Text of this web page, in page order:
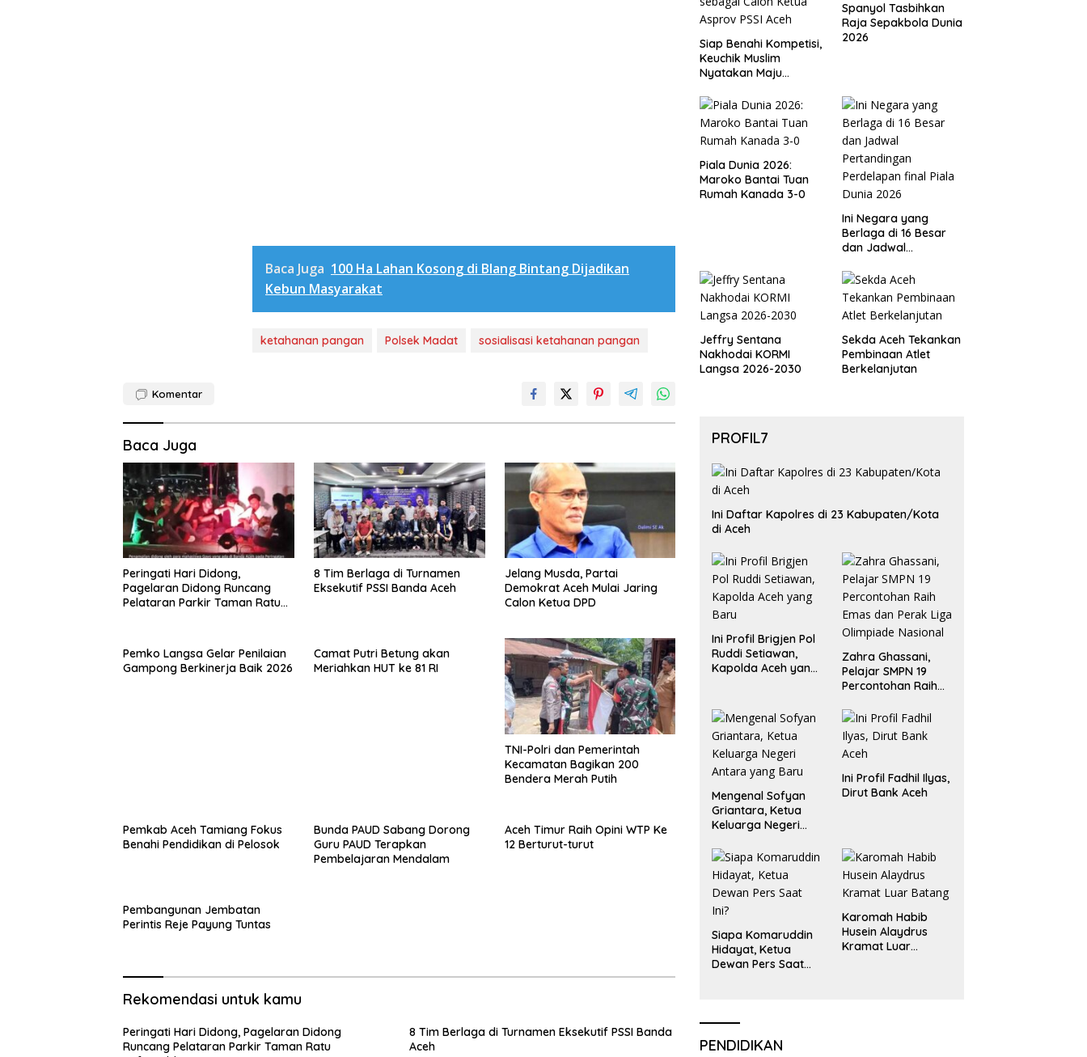
Baca Juga 100 Ha Lahan Kosong di Blang Bintang Dijadikan
Kebun Masyarakat
ketahanan pangan Polsek Madat sosialisasi ketahanan pangan
Komentar
Baca Juga
Peringati Hari Didong,
Pagelaran Didong Runcang
Pelataran Parkir Taman Ratu
8 Tim Berlaga di Turnamen
Eksekutif PSSI Banda Aceh
Jelang Musda, Partai
Demokrat Aceh Mulai Jaring
Calon Ketua DPD
Pemko Langsa Gelar Penilaian
Gampong Berkinerja Baik 2026
Camat Putri Betung akan
Meriahkan HUT ke 81 RI
TNI-Polri dan Pemerintah
Kecamatan Bagikan 200
Bendera Merah Putih
Pemkab Aceh Tamiang Fokus
Benahi Pendidikan di Pelosok
Bunda PAUD Sabang Dorong
Guru PAUD Terapkan
Pembelajaran Mendalam
Aceh Timur Raih Opini WTP Ke
12 Berturut-turut
Pembangunan Jembatan
Perintis Reje Payung Tuntas
Rekomendasi untuk kamu
Peringati Hari Didong, Pagelaran Didong
Runcang Pelataran Parkir Taman Ratu
8 Tim Berlaga di Turnamen Eksekutif PSSI Banda
Aceh
Siap Benahi Kompetisi,
Keuchik Muslim
Nyatakan Maju
Asprov PSSI Aceh
Spanyol Tasbihkan
Raja Sepakbola Dunia
2026
Piala Dunia 2026:
Maroko Bantai Tuan
Rumah Kanada 3-0
Ini Negara yang
Berlaga di 16 Besar
dan Jadwal
Perdelapan final Piala
Dunia 2026
Jeffry Sentana
Nakhodai KORMI
Langsa 2026-2030
Sekda Aceh Tekankan
Pembinaan Atlet
Berkelanjutan
PROFIL7
Ini Daftar Kapolres di 23 Kabupaten/Kota
di Aceh
Ini Profil Brigjen Pol
Ruddi Setiawan,
Kapolda Aceh yang
Zahra Ghassani,
Pelajar SMPN 19
Percontohan Raih
Liga Olimpiade
Nasional
Mengenal Sofyan
Griantara, Ketua
Keluarga Negeri
Ini Profil Fadhil Ilyas,
Dirut Bank Aceh
Siapa Komaruddin
Hidayat, Ketua
Dewan Pers Saat
Karomah Habib
Husein Alaydrus
Kramat Luar
PENDIDIKAN